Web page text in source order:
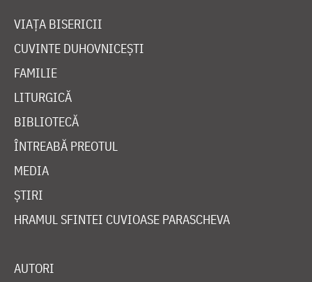
VIAȚA BISERICII
CUVINTE DUHOVNICEȘTI
FAMILIE
LITURGICĂ
BIBLIOTECĂ
ÎNTREABĂ PREOTUL
MEDIA
ȘTIRI
HRAMUL SFINTEI CUVIOASE PARASCHEVA
AUTORI